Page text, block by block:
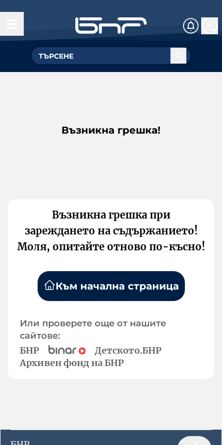
Възникна грешка!
Възникна грешка при
зареждането на съдържанието!
Моля, опитайте отново по-късно!
Към начална страница
Или проверете още от нашите
сайтове:
БНР
Детското.БНР
Архивен фонд на БНР